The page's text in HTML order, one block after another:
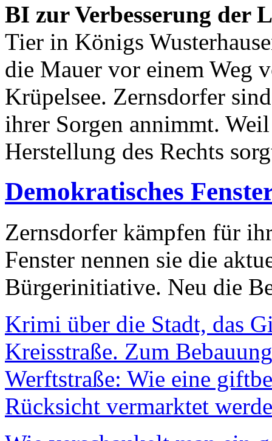
BI zur Verbesserung der
Tier in Königs
die Mauer vor einem Weg
Krüpelsee. Zernsdorfer
ihrer Sorgen annimmt.
Herstellung des Rechts
Demokratisches
Zernsdorfer kämpfen für
Fenster nennen sie die
Bürgerinitiative. Neu die
Krimi über die Stadt, das
Kreisstraße. Zum
Werftstraße: Wie eine
Rücksicht vermarktet